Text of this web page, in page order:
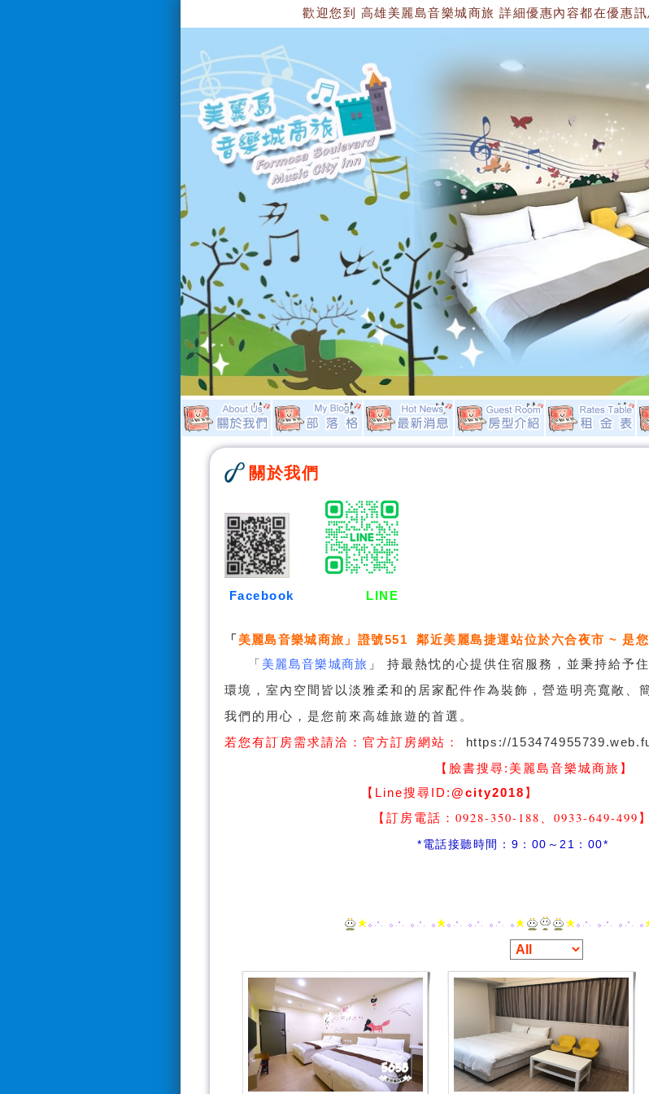
歡迎您到 高雄美麗島音樂城商旅 詳細優惠內容都在優惠
關於我們
Facebook LINE
「 美麗島音樂城商旅 」證號551 鄰近美麗島捷運站位於六合夜市 ~ 是
「 美麗島音樂城商旅 」 持最熱忱的心提供住宿服務，並秉持給予
環境，室內空間皆以淡雅柔和的居家配件作為裝飾，營造明亮寬敞、
我們的用心，是您前來高雄旅遊的首選。
若您有訂房需求請洽： 官方訂房網站： https://
【臉書搜尋: 美麗島音樂城商旅 】
【Line搜尋ID:@city2018 】
【訂房電話：0928-350-188、0933-649-499 】
*電話接聽時間：9：00～21：00*